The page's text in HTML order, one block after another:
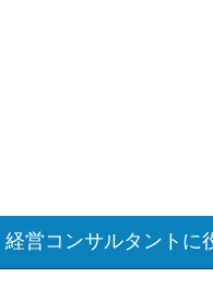
経営コンサルタントに